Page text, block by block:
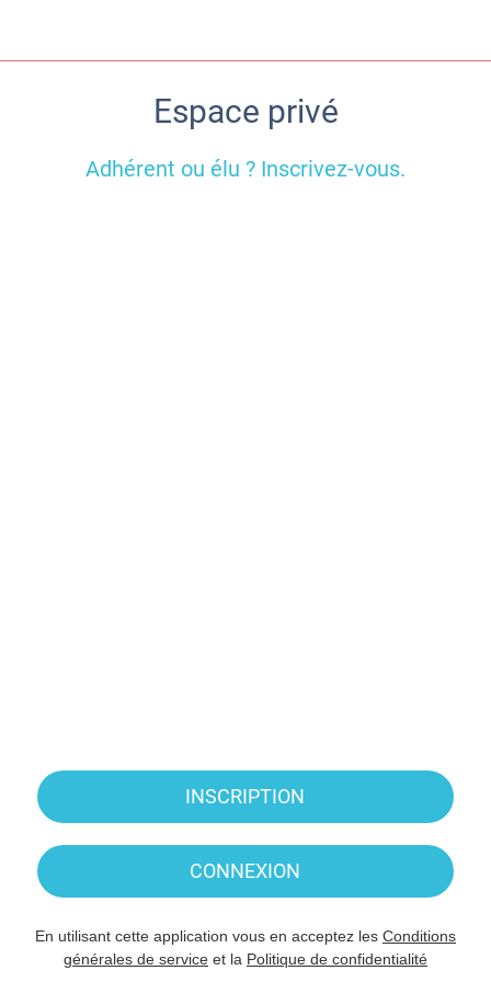
Espace privé
Adhérent ou élu ? Inscrivez-vous.
INSCRIPTION
CONNEXION
En utilisant cette application vous en acceptez les Conditions
générales de service et la Politique de confidentialité